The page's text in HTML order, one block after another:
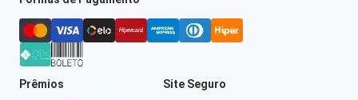
Prêmios Site Seguro